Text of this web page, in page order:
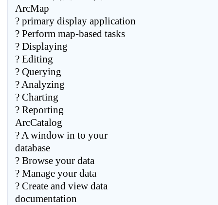
ArcMap
? primary display application
? Perform map-based tasks
? Displaying
? Editing
? Querying
? Analyzing
? Charting
? Reporting
ArcCatalog
? A window in to your
database
? Browse your data
? Manage your data
? Create and view data
documentation